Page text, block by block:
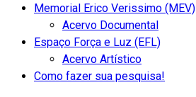
Memorial Erico Verissimo (MEV)
Acervo Documental
Espaço Força e Luz (EFL)
Acervo Artístico
Como fazer sua pesquisa!